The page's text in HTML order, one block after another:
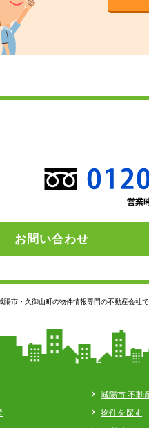
営業
お問い合わせ
市・久御山町の物件情報専門の不動産会社で
城陽市 不動
物件を探す